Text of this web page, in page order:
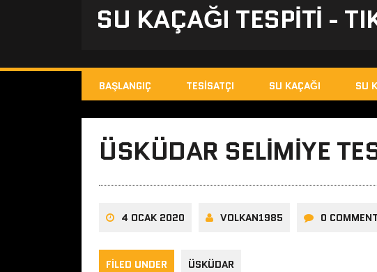
SU KAÇAĞI TESPITI -
BAŞLANGIÇ TESISATÇI SU KAÇAĞI SU
ÜSKÜDAR SELIMIYE
4 OCAK 2020 VOLKAN1985 0
FILED UNDER ÜSKÜDAR